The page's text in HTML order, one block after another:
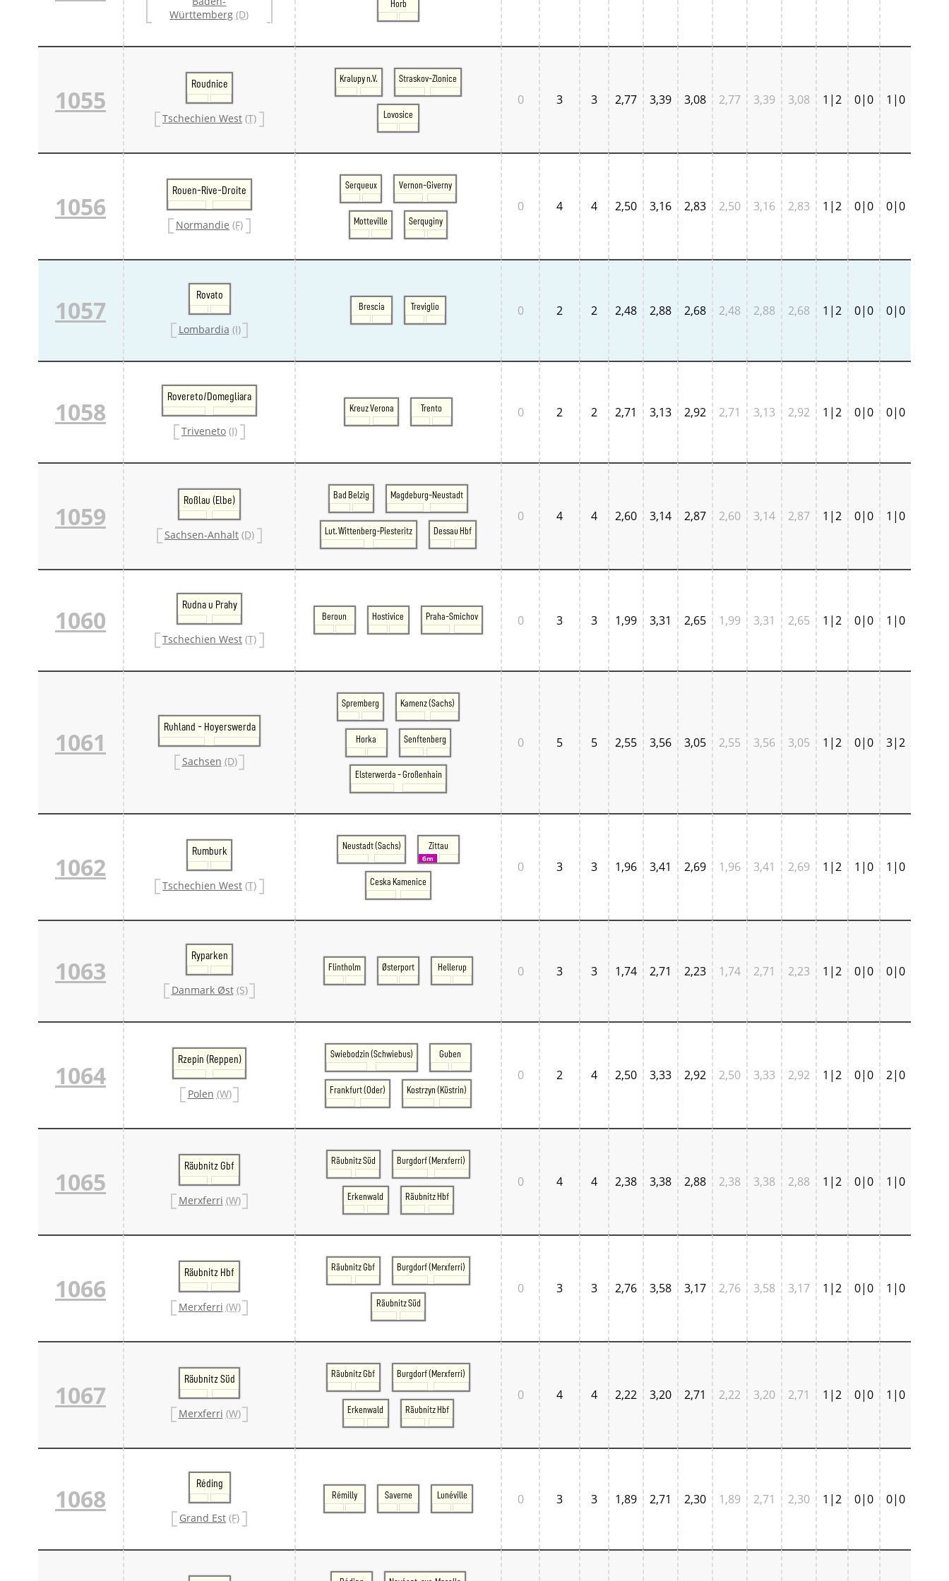
Weitere Regionen
Alternative Stellwerke
BundesbahnZeiten
Polen
Österreich
Österreich Mitte
Württemberg (D)
Horb
1055
Roudnice
Tschechien West (T)
Kralupy n.V. Straskov-Zlonice
Lovosice
0 3 3 2,77 3,39 3,08 2,77 3,39 3,08 1|2 0|0 1|0
1056
Rouen-Rive-Droite
Normandie (F)
Serqueux Vernon-Giverny
Motteville Serquginy
0 4 4 2,50 3,16 2,83 2,50 3,16 2,83 1|2 0|0 0|0
1057
Rovato
Lombardia (I)
Brescia Treviglio 0 2 2 2,48 2,88 2,68 2,48 2,88 2,68 1|2 0|0 0|0
1058
Rovereto/Domegliara
Triveneto (I)
Kreuz Verona Trento 0 2 2 2,71 3,13 2,92 2,71 3,13 2,92 1|2 0|0 0|0
1059
Roßlau (Elbe)
Sachsen-Anhalt (D)
Bad Belzig Magdeburg-Neustadt
Lut. Wittenberg-Piesteritz Dessau Hbf
0 4 4 2,60 3,14 2,87 2,60 3,14 2,87 1|2 0|0 1|0
1060
Rudna u Prahy
Tschechien West (T)
Beroun Hostivice Praha-Smichov 0 3 3 1,99 3,31 2,65 1,99 3,31 2,65 1|2 0|0 1|0
1061
Ruhland - Hoyerswerda
Sachsen (D)
Spremberg Kamenz (Sachs)
Horka Senftenberg
Elsterwerda - Großenhain
0 5 5 2,55 3,56 3,05 2,55 3,56 3,05 1|2 0|0 3|2
1062
Rumburk
Tschechien West (T)
Neustadt (Sachs)
Zittau
6m
Ceska Kamenice
0 3 3 1,96 3,41 2,69 1,96 3,41 2,69 1|2 1|0 1|0
1063
Ryparken
Danmark Øst (S)
Flintholm Østerport Hellerup 0 3 3 1,74 2,71 2,23 1,74 2,71 2,23 1|2 0|0 0|0
1064
Rzepin (Reppen)
Polen (W)
Swiebodzin (Schwiebus) Guben
Frankfurt (Oder) Kostrzyn (Küstrin)
0 2 4 2,50 3,33 2,92 2,50 3,33 2,92 1|2 0|0 2|0
1065
Räubnitz Gbf
Merxferri (W)
Räubnitz Süd Burgdorf (Merxferri)
Erkenwald Räubnitz Hbf
0 4 4 2,38 3,38 2,88 2,38 3,38 2,88 1|2 0|0 1|0
1066
Räubnitz Hbf
Merxferri (W)
Räubnitz Gbf Burgdorf (Merxferri)
Räubnitz Süd
0 3 3 2,76 3,58 3,17 2,76 3,58 3,17 1|2 0|0 1|0
1067
Räubnitz Süd
Merxferri (W)
Räubnitz Gbf Burgdorf (Merxferri)
Erkenwald Räubnitz Hbf
0 4 4 2,22 3,20 2,71 2,22 3,20 2,71 1|2 0|0 1|0
1068
Réding
Grand Est (F)
Rémilly Saverne Lunéville 0 3 3 1,89 2,71 2,30 1,89 2,71 2,30 1|2 0|0 0|0